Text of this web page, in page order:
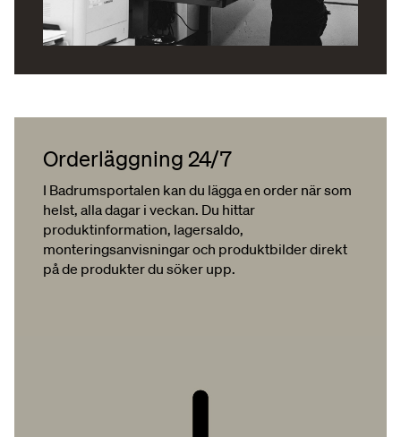
Orderläggning 24/7
I Badrumsportalen kan du lägga en order när som
helst, alla dagar i veckan. Du hittar
produktinformation, lagersaldo,
monteringsanvisningar och produktbilder direkt
på de produkter du söker upp.